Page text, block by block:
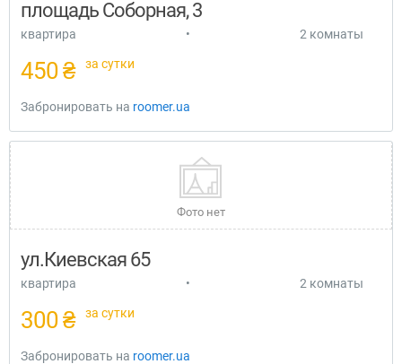
площадь Соборная, 3
квартира • 2 комнаты
450 ₴ за сутки
Забронировать на roomer.ua
Фото нет
ул.Киевская 65
квартира • 2 комнаты
300 ₴ за сутки
Забронировать на roomer.ua